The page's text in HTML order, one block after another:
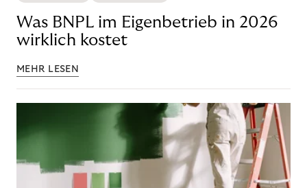
Was BNPL im Eigenbetrieb in 2026
wirklich kostet
MEHR LESEN